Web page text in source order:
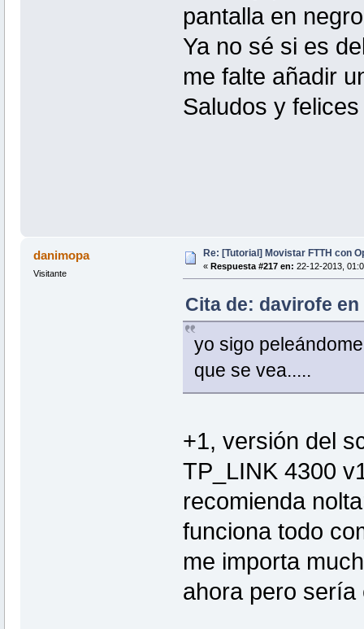
pantalla en
Ya no sé si es
me falte añadir
Saludos y
danimopa
Visitante
Re: [Tutorial] Movistar FTTH con
« Respuesta #217 en: 22-12-2013,
Cita de: davirofe en
yo sigo
que se vea.....
+1, versión del
TP_LINK 4300
recomienda
funciona todo
me importa
ahora pero sería